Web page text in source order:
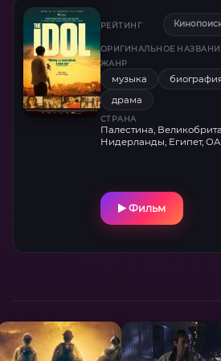
РЕЙТИНГ
ОРИГИНАЛЬНОЕ
ЖАНР
музыка
драма
СТРАНА
Палестина,
Нидерланды, Египет,
Фильм